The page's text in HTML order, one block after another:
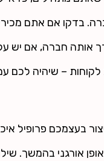
בדקו אם אתם
אותה חברה, אם יש
לקוחות – שיהיה לכם
בעצמכם פרופיל
אורגני בהמשך.